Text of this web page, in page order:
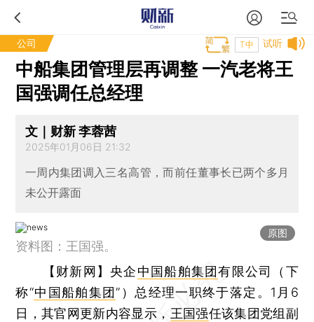
公司 试听
T中
中船集团管理层再调整 一汽老将王
国强调任总经理
文｜财新 李蓉茜
2025年01月06日 21:32
一周内集团调入三名高管，而前任董事长已两个多月
未公开露面
原图
资料图：王国强。
【财新网】央企中国船舶集团有限公司（下
称“中国船舶集团”）总经理一职终于落定。1月6
日，其官网更新内容显示， 王国强任该集团党组副